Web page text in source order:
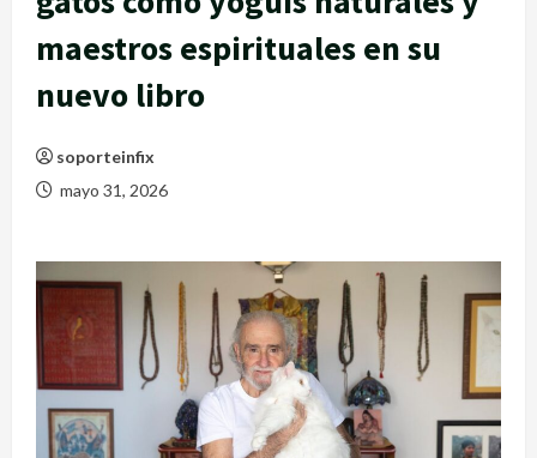
maestros espirituales en su
nuevo libro
soporteinfix
mayo 31, 2026